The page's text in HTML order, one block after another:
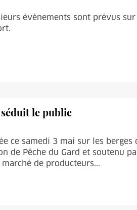
évènements sont prévus
séduit le public
ce samedi 3 mai sur les berges
de Pêche du Gard et soutenu
de producteurs...